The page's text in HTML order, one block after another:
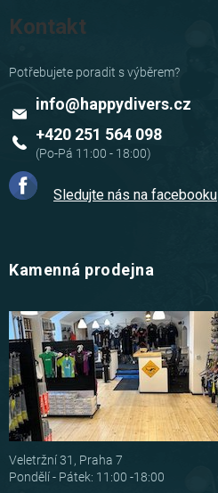
Kontakt
info@happydivers.cz
+420 251 564 098
Sledujte nás na facebooku
Kamenná prodejna
Veletržní 31, Praha 7
Pondělí - Pátek: 11:00 -18:00